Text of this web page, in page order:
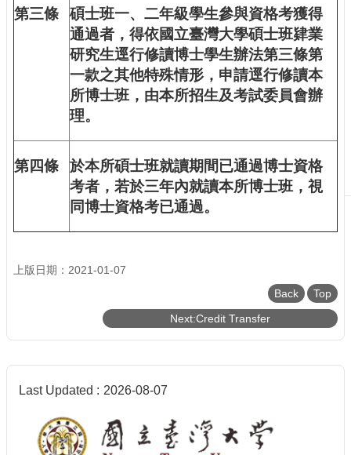
第三條
碩士班一、二年級學生參與資格考獲得
通過者，得依國立臺灣大學碩士班肄業
研究生逕行修讀博士學生辦法第三條第
一款之其他特殊情形，申請逕行修讀本
所博士班，由本所招生及考試委員會辦
理。
第四條
於本所碩士班就讀期間已通過博士資格
考者，若於三年內就讀本所博士班，視
同博士資格考已通過。
上版日期：2021-01-07
Back
Top
Next:Credit Transfer
Last Updated 2026-08-07